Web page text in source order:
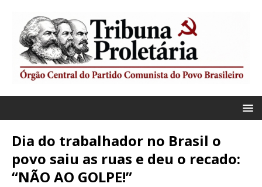
Dia do trabalhador no Brasil o
povo saiu as ruas e deu o recado:
“NÃO AO GOLPE!”